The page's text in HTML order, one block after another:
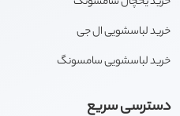
خرید لباسشویی ال جی
خرید لباسشویی سامسونگ
دسترسی سریع